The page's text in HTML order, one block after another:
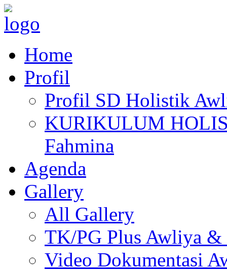
Home
Profil
Profil SD Holistik
KURIKULUM
Fahmina
Agenda
Gallery
All Gallery
TK/PG Plus Awliya &
Video Dokumentasi